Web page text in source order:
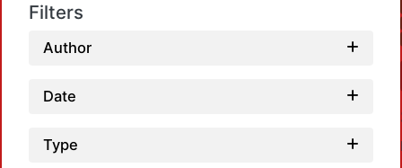
Filters
Author
Date
Type